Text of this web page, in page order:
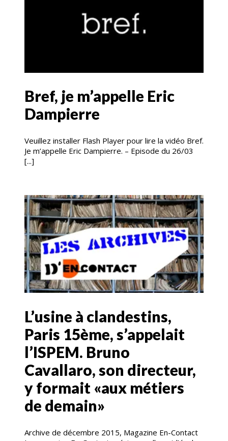
Bref, je m’appelle Eric
Dampierre
Veuillez installer Flash Player pour lire la vidéo Bref.
Je m’appelle Eric Dampierre. – Episode du 26/03
[...]
L’usine à clandestins,
Paris 15ème, s’appelait
l’ISPEM. Bruno
Cavallaro, son directeur,
y formait «aux métiers
de demain»
Archive de décembre 2015, Magazine En-Contact